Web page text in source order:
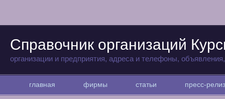
Справочник организаций
организации и предприятия, адреса и телефоны,
главная фирмы статьи пресс-